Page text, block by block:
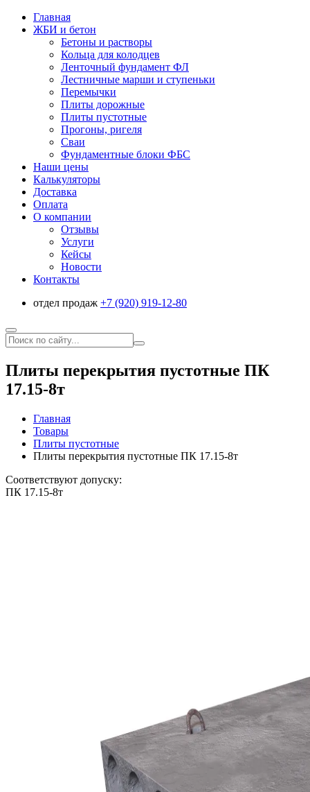
Главная
ЖБИ и бетон
Бетоны и растворы
Кольца для колодцев
Ленточный фундамент ФЛ
Лестничные марши и ступеньки
Перемычки
Плиты дорожные
Плиты пустотные
Прогоны, ригеля
Сваи
Фундаментные блоки ФБС
Наши цены
Калькуляторы
Доставка
Оплата
О компании
Отзывы
Услуги
Кейсы
Новости
Контакты
отдел продаж +7 (920) 919-12-80
Плиты перекрытия пустотные ПК
17.15-8т
Главная
Товары
Плиты пустотные
Плиты перекрытия пустотные ПК 17.15-8т
Соответствуют допуску:
ПК 17.15-8т